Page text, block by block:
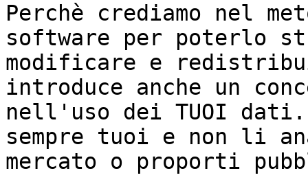
Perchè crediamo nel
software per poterlo
modificare e
introduce anche un
nell'uso dei TUOI
sempre tuoi e non li
mercato o proporti